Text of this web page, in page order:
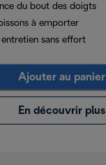
du bout des doigts
à emporter
sans effort
Ajouter au panier
En découvrir plus